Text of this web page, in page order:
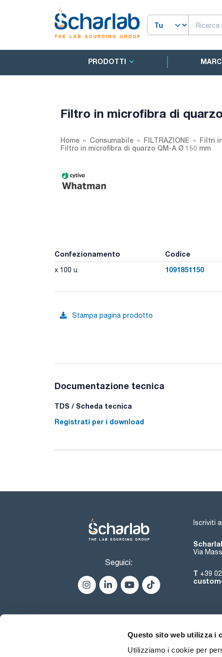
Questo sito web utilizza i
Utilizziamo i cookie per
PRODOTTI
Filtro in microfibra di
Home Consumabile FILTRAZIONE
Filtri
Filtro in microfibra di quarzo QM-A Ø 150 mm
Confezionamento Codice
x 100 u. 1091851150
Stampa pagina prodotto
Documentazione tecnica
TDS / Scheda tecnica
Registrati per i download
Seguici:
Iscriviti
Via
T +39